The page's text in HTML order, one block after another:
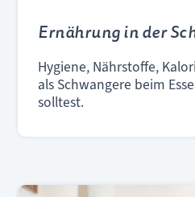
Ernährung in der
Hygiene, Nährstoffe,
als Schwangere beim
solltest.